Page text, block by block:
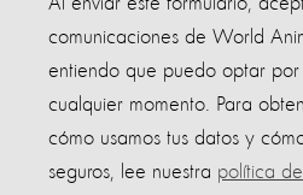
comunicaciones de World
entiendo que puedo optar
cualquier momento. Para
cómo usamos tus datos y
seguros, lee nuestra política